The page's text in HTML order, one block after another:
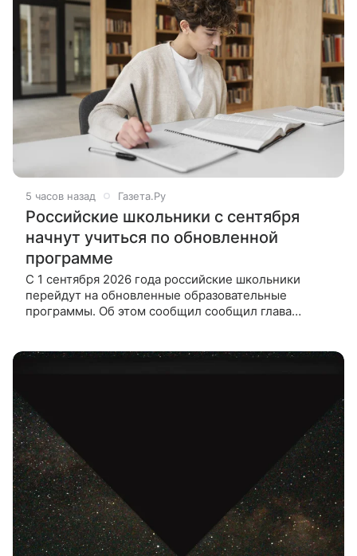
5 часов назад Газета.Ру
Российские школьники с сентября
начнут учиться по обновленной
программе
С 1 сентября 2026 года российские школьники
перейдут на обновленные образовательные
программы. Об этом сообщил сообщил глава